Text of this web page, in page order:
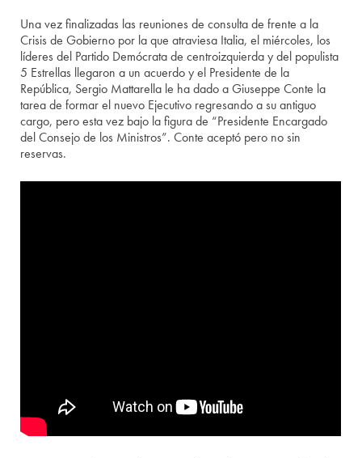
Una vez finalizadas las reuniones de consulta de frente a la
Crisis de Gobierno por la que atraviesa Italia, el miércoles, los
líderes del Partido Demócrata de centroizquierda y del populista
5 Estrellas llegaron a un acuerdo y el Presidente de la
República, Sergio Mattarella le ha dado a Giuseppe Conte la
tarea de formar el nuevo Ejecutivo regresando a su antiguo
cargo, pero esta vez bajo la figura de “Presidente Encargado
del Consejo de los Ministros”. Conte aceptó pero no sin
reservas.